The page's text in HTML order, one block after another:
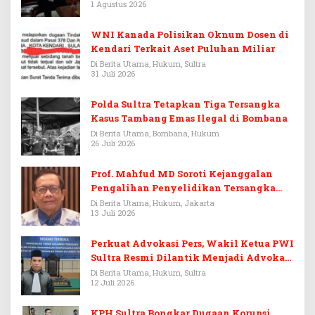
1 Agustus 2026
WNI Kanada Polisikan Oknum Dosen di
Kendari Terkait Aset Puluhan Miliar
Di Berita Utama, Hukum, Sultra
31 Juli 2026
Polda Sultra Tetapkan Tiga Tersangka
Kasus Tambang Emas Ilegal di Bombana
Di Berita Utama, Bombana, Hukum
26 Juli 2026
Prof. Mahfud MD Soroti Kejanggalan
Pengalihan Penyelidikan Tersangka
Febrie Adriansyah
Di Berita Utama, Hukum, Jakarta
13 Juli 2026
Perkuat Advokasi Pers, Wakil Ketua PWI
Sultra Resmi Dilantik Menjadi Advokat
PERADI
Di Berita Utama, Hukum, Sultra
12 Juli 2026